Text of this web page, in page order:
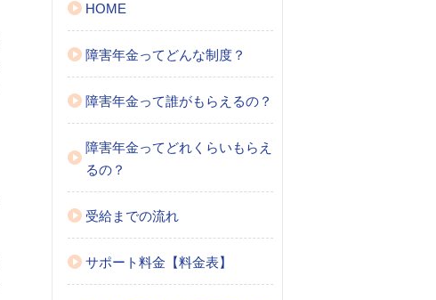
HOME
障害年金ってどんな制度？
障害年金って誰がもらえるの？
障害年金ってどれくらいもらえ
るの？
受給までの流れ
サポート料金【料金表】